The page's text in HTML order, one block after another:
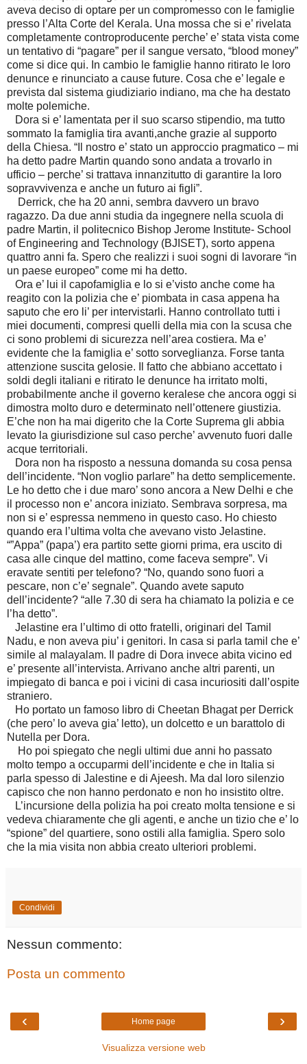
aveva deciso di optare per un compromesso con le famiglie
presso l’Alta Corte del Kerala. Una mossa che si e’ rivelata
completamente controproducente perche’ e’ stata vista come
un tentativo di “pagare” per il sangue versato, “blood money”
come si dice qui. In cambio le famiglie hanno ritirato le loro
denunce e rinunciato a cause future. Cosa che e’ legale e
prevista dal sistema giudiziario indiano, ma che ha destato
molte polemiche.
Dora si e’ lamentata per il suo scarso stipendio, ma tutto
sommato la famiglia tira avanti,anche grazie al supporto
della Chiesa. “Il nostro e’ stato un approccio pragmatico – mi
ha detto padre Martin quando sono andata a trovarlo in
ufficio – perche’ si trattava innanzitutto di garantire la loro
sopravvivenza e anche un futuro ai figli”.
Derrick, che ha 20 anni, sembra davvero un bravo
ragazzo. Da due anni studia da ingegnere nella scuola di
padre Martin, il politecnico Bishop Jerome Institute- School
of Engineering and Technology (BJISET), sorto appena
quattro anni fa. Spero che realizzi i suoi sogni di lavorare “in
un paese europeo” come mi ha detto.
Ora e’ lui il capofamiglia e lo si e’visto anche come ha
reagito con la polizia che e’ piombata in casa appena ha
saputo che ero li’ per intervistarli. Hanno controllato tutti i
miei documenti, compresi quelli della mia con la scusa che
ci sono problemi di sicurezza nell’area costiera. Ma e’
evidente che la famiglia e’ sotto sorveglianza. Forse tanta
attenzione suscita gelosie. Il fatto che abbiano accettato i
soldi degli italiani e ritirato le denunce ha irritato molti,
probabilmente anche il governo keralese che ancora oggi si
dimostra molto duro e determinato nell’ottenere giustizia.
E’che non ha mai digerito che la Corte Suprema gli abbia
levato la giurisdizione sul caso perche’ avvenuto fuori dalle
acque territoriali.
Dora non ha risposto a nessuna domanda su cosa pensa
dell’incidente. “Non voglio parlare” ha detto semplicemente.
Le ho detto che i due maro’ sono ancora a New Delhi e che
il processo non e’ ancora iniziato. Sembrava sorpresa, ma
non si e’ espressa nemmeno in questo caso. Ho chiesto
quando era l’ultima volta che avevano visto Jelastine.
“”Appa” (papa’) era partito sette giorni prima, era uscito di
casa alle cinque del mattino, come faceva sempre”. Vi
eravate sentiti per telefono? “No, quando sono fuori a
pescare, non c’e’ segnale”. Quando avete saputo
dell’incidente? “alle 7.30 di sera ha chiamato la polizia e ce
l’ha detto”.
Jelastine era l’ultimo di otto fratelli, originari del Tamil
Nadu, e non aveva piu’ i genitori. In casa si parla tamil che e’
simile al malayalam. Il padre di Dora invece abita vicino ed
e’ presente all’intervista. Arrivano anche altri parenti, un
impiegato di banca e poi i vicini di casa incuriositi dall’ospite
straniero.
Ho portato un famoso libro di Cheetan Bhagat per Derrick
(che pero’ lo aveva gia’ letto), un dolcetto e un barattolo di
Nutella per Dora.
Ho poi spiegato che negli ultimi due anni ho passato
molto tempo a occuparmi dell’incidente e che in Italia si
parla spesso di Jalestine e di Ajeesh. Ma dal loro silenzio
capisco che non hanno perdonato e non ho insistito oltre.
L’incursione della polizia ha poi creato molta tensione e si
vedeva chiaramente che gli agenti, e anche un tizio che e’ lo
“spione” del quartiere, sono ostili alla famiglia. Spero solo
che la mia visita non abbia creato ulteriori problemi.
Condividi
Nessun commento:
Posta un commento
‹ ›
Home page
Visualizza versione web